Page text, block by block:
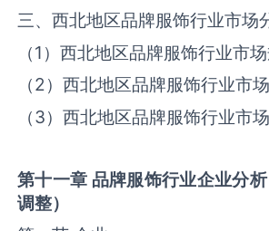
三、西北地区品牌服饰行业市场
（1 ）西北地区品牌服饰行业市
（2）西北地区品牌服饰行业市
（3）西北地区品牌服饰行业市
第十一章 品牌服饰行业企业分
调整）